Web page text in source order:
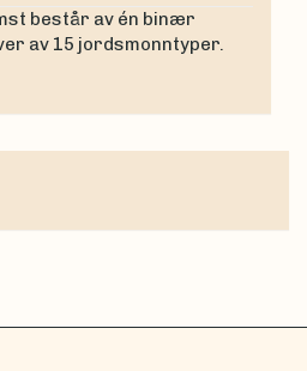
består av én binær
av 15 jordsmonntyper.